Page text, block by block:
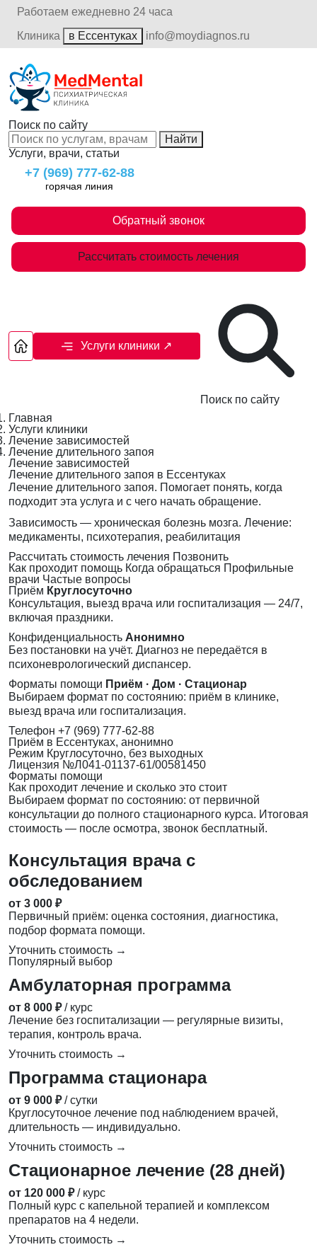
Работаем ежедневно 24 часа
Клиника
в Ессентуках info@moydiagnos.ru
Поиск по сайту
Найти
Услуги, врачи, статьи
+7 (969) 777-62-88
горячая линия
Обратный звонок
Рассчитать стоимость лечения
Услуги клиники ↗
Поиск по сайту
Главная
Услуги клиники
Лечение зависимостей
Лечение длительного запоя
Лечение зависимостей
Лечение длительного запоя в Ессентуках
Лечение длительного запоя. Помогает понять, когда
подходит эта услуга и с чего начать обращение.
Зависимость — хроническая болезнь мозга. Лечение:
медикаменты, психотерапия, реабилитация
Рассчитать стоимость лечения Позвонить
Как проходит помощь Когда обращаться Профильные
врачи Частые вопросы
Приём Круглосуточно
Консультация, выезд врача или госпитализация — 24/7,
включая праздники.
Конфиденциальность Анонимно
Без постановки на учёт. Диагноз не передаётся в
психоневрологический диспансер.
Форматы помощи Приём · Дом · Стационар
Выбираем формат по состоянию: приём в клинике,
выезд врача или госпитализация.
Телефон +7 (969) 777-62-88
Приём в Ессентуках, анонимно
Режим Круглосуточно, без выходных
Лицензия №Л041-01137-61/00581450
Форматы помощи
Как проходит лечение и сколько это стоит
Выбираем формат по состоянию: от первичной
консультации до полного стационарного курса. Итоговая
стоимость — после осмотра, звонок бесплатный.
Консультация врача с
обследованием
от 3 000 ₽
Первичный приём: оценка состояния, диагностика,
подбор формата помощи.
Уточнить стоимость →
Популярный выбор
Амбулаторная программа
от 8 000 ₽ / курс
Лечение без госпитализации — регулярные визиты,
терапия, контроль врача.
Уточнить стоимость →
Программа стационара
от 9 000 ₽ / сутки
Круглосуточное лечение под наблюдением врачей,
длительность — индивидуально.
Уточнить стоимость →
Стационарное лечение (28 дней)
от 120 000 ₽ / курс
Полный курс с капельной терапией и комплексом
препаратов на 4 недели.
Уточнить стоимость →